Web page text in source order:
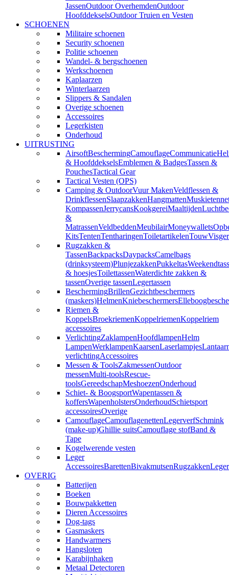
JassenOutdoor OverhemdenOutdoor
HoofddekselsOutdoor Truien en Vesten
SCHOENEN
Militaire schoenen
Security schoenen
Politie schoenen
Wandel- & bergschoenen
Werkschoenen
Kaplaarzen
Winterlaarzen
Slippers & Sandalen
Overige schoenen
Accessoires
Legerkisten
Onderhoud
UITRUSTING
AirsoftBeschermingCamouflageCommunicatie
& HoofddekselsEmblemen & BadgesTassen &
PouchesTactical Gear
Tactical Vesten (OPS)
Camping & OutdoorVuur MakenVeldflessen &
DrinkflessenSlaapzakkenHangmatten
KompassenJerrycansKookgereiMaaltijden
&
MatrassenVeldbeddenMeubilairMoneywallets
KitsTentenTentharingenToiletartikelenTouw
Rugzakken &
TassenBackpacksDaypacksCamelbags
(drinksysteem)PlunjezakkenPukkeltas
& hoesjesToilettassenWaterdichte zakken &
tassenOverige tassenLegertassen
BeschermingBrillenGezichtbeschermers
(maskers)HelmenKniebeschermers
Riemen &
KoppelsBroekriemenKoppelriemenKoppelriem
accessoires
VerlichtingZaklampenHoofdlampenHelm
LampenWerklampenKaarsenLaserlampjes
verlichtingAccessoires
Messen & ToolsZakmessenOutdoor
messenMulti-toolsRescue-
toolsGereedschapMeshoezenOnderhoud
Schiet- & BoogsportWapentassen &
koffersWapenholstersOnderhoudSchietsport
accessoiresOverige
CamouflageCamouflagenettenLegerverfSchmink
(make-up)Ghillie suitsCamouflage stofBand &
Tape
Kogelwerende vesten
Leger
AccessoiresBarettenBivakmutsenRugzakken
OVERIG
Batterijen
Boeken
Bouwpakketten
Dieren Accessoires
Dog-tags
Gasmaskers
Handwarmers
Hangsloten
Karabijnhaken
Metaal Detectoren